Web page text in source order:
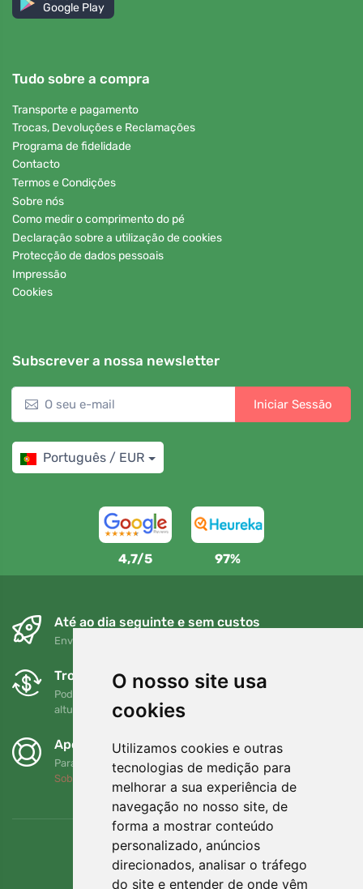
O nosso site usa
cookies
Utilizamos cookies e outras
tecnologias de medição para
melhorar a sua experiência de
navegação no nosso site, de
forma a mostrar conteúdo
personalizado, anúncios
direcionados, analisar o tráfego
do site e entender de onde vêm
Google Play
Tudo sobre a compra
Transporte e pagamento
Trocas, Devoluções e Reclamações
Programa de fidelidade
Contacto
Termos e Condições
Sobre nós
Como medir o comprimento do pé
Declaração sobre a utilização de cookies
Protecção de dados pessoais
Impressão
Cookies
Subscrever a nossa newsletter
Iniciar Sessão
Português / EUR
4,7/5 97%
Até ao dia seguinte e sem custos
Envio gratuito para encomendas superiores a 80 EUR
Trocas e devoluções gratuitas
Pode devolver ou trocar a sua encomenda em qualquer
altura no prazo de 90 dias
Apoiamos a Trees.org
Para cada encomenda plantamos uma árvore! Leia mais
Sobre nós